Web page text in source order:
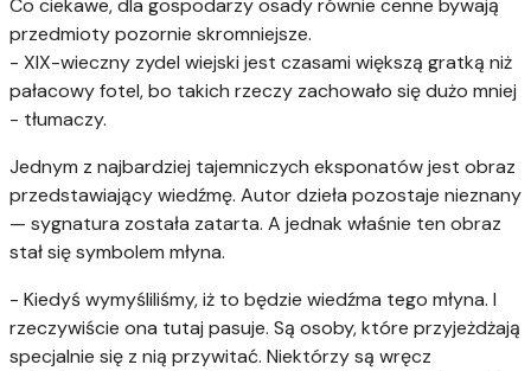
Co ciekawe, dla gospodarzy osady równie cenne bywają
przedmioty pozornie skromniejsze.
- XIX-wieczny zydel wiejski jest czasami większą gratką niż
pałacowy fotel, bo takich rzeczy zachowało się dużo mniej
- tłumaczy.
Jednym z najbardziej tajemniczych eksponatów jest obraz
przedstawiający wiedźmę. Autor dzieła pozostaje nieznany
— sygnatura została zatarta. A jednak właśnie ten obraz
stał się symbolem młyna.
- Kiedyś wymyśliliśmy, iż to będzie wiedźma tego młyna. I
rzeczywiście ona tutaj pasuje. Są osoby, które przyjeżdżają
specjalnie się z nią przywitać. Niektórzy są wręcz